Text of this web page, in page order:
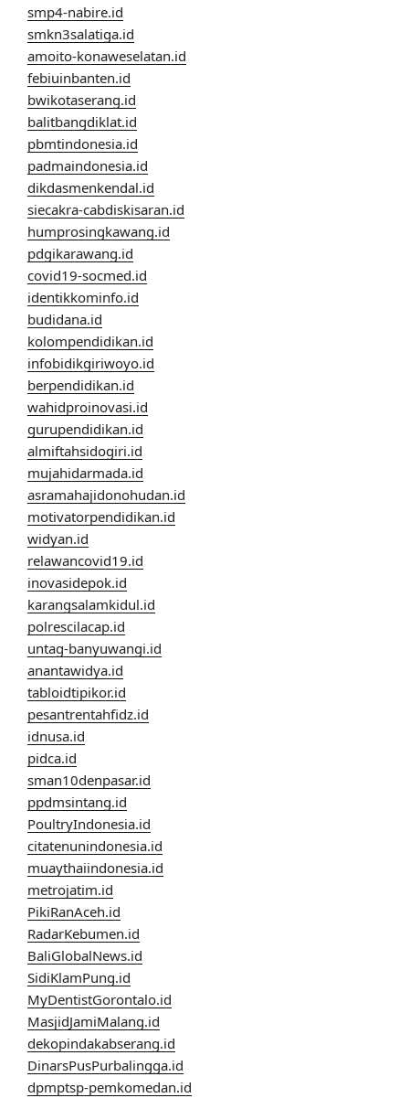
smp4-nabire.id
smkn3salatiga.id
amoito-konaweselatan.id
febiuinbanten.id
bwikotaserang.id
balitbangdiklat.id
pbmtindonesia.id
padmaindonesia.id
dikdasmenkendal.id
siecakra-cabdiskisaran.id
humprosingkawang.id
pdgikarawang.id
covid19-socmed.id
identikkominfo.id
budidana.id
kolompendidikan.id
infobidikgiriwoyo.id
berpendidikan.id
wahidproinovasi.id
gurupendidikan.id
almiftahsidogiri.id
mujahidarmada.id
asramahajidonohudan.id
motivatorpendidikan.id
widyan.id
relawancovid19.id
inovasidepok.id
karangsalamkidul.id
polrescilacap.id
untag-banyuwangi.id
anantawidya.id
tabloidtipikor.id
pesantrentahfidz.id
idnusa.id
pidca.id
sman10denpasar.id
ppdmsintang.id
PoultryIndonesia.id
citatenunindonesia.id
muaythaiindonesia.id
metrojatim.id
PikiRanAceh.id
RadarKebumen.id
BaliGlobalNews.id
SidiKlamPung.id
MyDentistGorontalo.id
MasjidJamiMalang.id
dekopindakabserang.id
DinarsPusPurbalingga.id
dpmptsp-pemkomedan.id